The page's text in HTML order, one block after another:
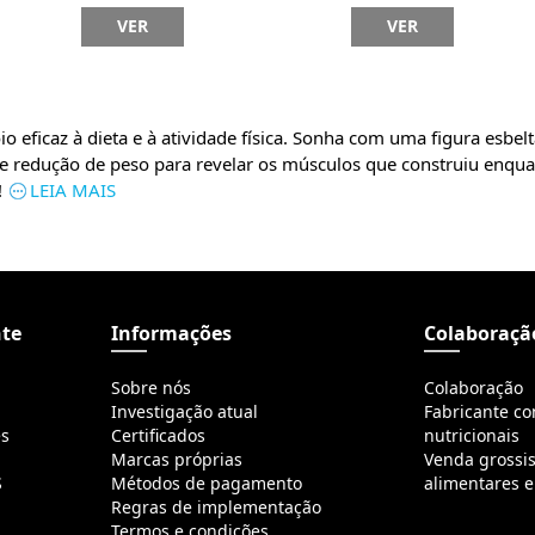
VER VER
eficaz à dieta e à atividade física. Sonha com uma figura
de peso para revelar os músculos que construiu
LEIA MAIS
Informações
Sobre nós
Investigação atual
Certificados
Marcas próprias
Métodos de pagamento
Regras de implementação
Colaboração
Fabricante
nutricionais
Venda
alimentares